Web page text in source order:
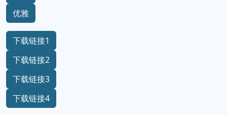
优雅
下载链接1
下载链接2
下载链接3
下载链接4